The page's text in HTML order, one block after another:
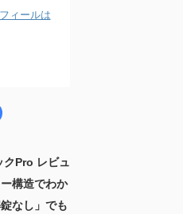
ィールは
Pro レビュ
構造でわか
なし」でも